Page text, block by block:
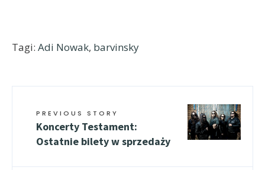
Tagi: Adi Nowak, barvinsky
PREVIOUS STORY
Koncerty Testament:
Ostatnie bilety w sprzedaży